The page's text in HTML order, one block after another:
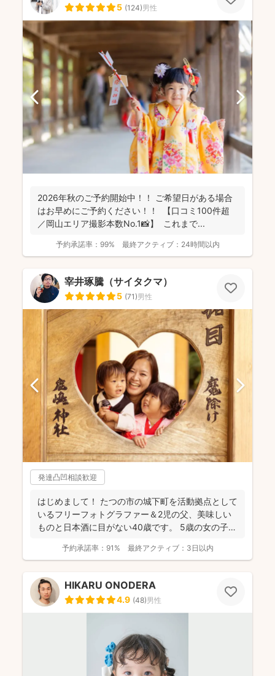
5 (124)男性
2026年秋のご予約開始中！！ ご希望日がある場合
はお早めにご予約ください！！ 【口コミ100件超
／岡山エリア撮影本数No.1📸】 これまで...
予約承諾率： 99% 最終アクティブ： 24時間以内
宰井琢騰（サイタクマ）
5 (71)男性
発達凸凹相談歓迎
はじめまして！ たつの市の城下町を活動拠点として
いるフリーフォトグラファー＆2児の父、美味しい
ものと日本酒に目がない40歳です。 5歳の女の子、
予約承諾率： 91% 最終アクティブ： 3日以内
HIKARU ONODERA
4.9 (48)男性